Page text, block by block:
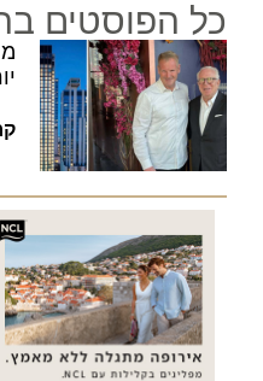
כל הפוסטים